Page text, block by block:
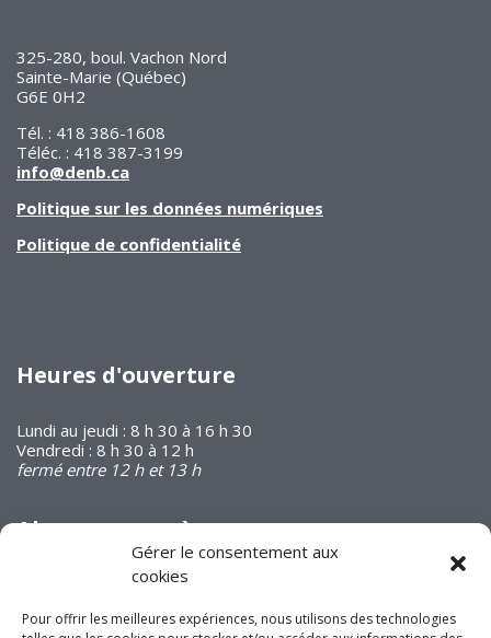
Gérer le consentement aux
cookies
Pour offrir les meilleures expériences, nous utilisons des technologies
325-280, boul. Vachon Nord
Sainte-Marie (Québec)
G6E 0H2
Tél. : 418 386-1608
Téléc. : 418 387-3199
info@denb.ca
Politique sur les données numériques
Politique de confidentialité
Heures d'ouverture
Lundi au jeudi : 8 h 30 à 16 h 30
Vendredi : 8 h 30 à 12 h
fermé entre 12 h et 13 h
Abonnez-vous à
notre infolettre